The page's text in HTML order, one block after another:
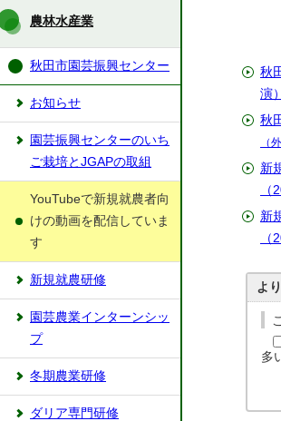
秋
演
秋
（
新
（
新
（
よ
多
農林水産業
秋田市園芸振興センター
お知らせ
園芸振興センターのいち
ご栽培とJGAPの取組
YouTubeで新規就農者向
けの動画を配信していま
す
新規就農研修
園芸農業インターンシッ
プ
冬期農業研修
ダリア専門研修